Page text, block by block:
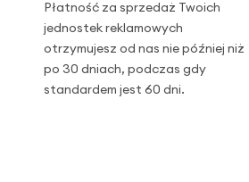
Płatność za sprzedaż Twoich
jednostek reklamowych
otrzymujesz od nas nie później niż
po 30 dniach, podczas gdy
standardem jest 60 dni.